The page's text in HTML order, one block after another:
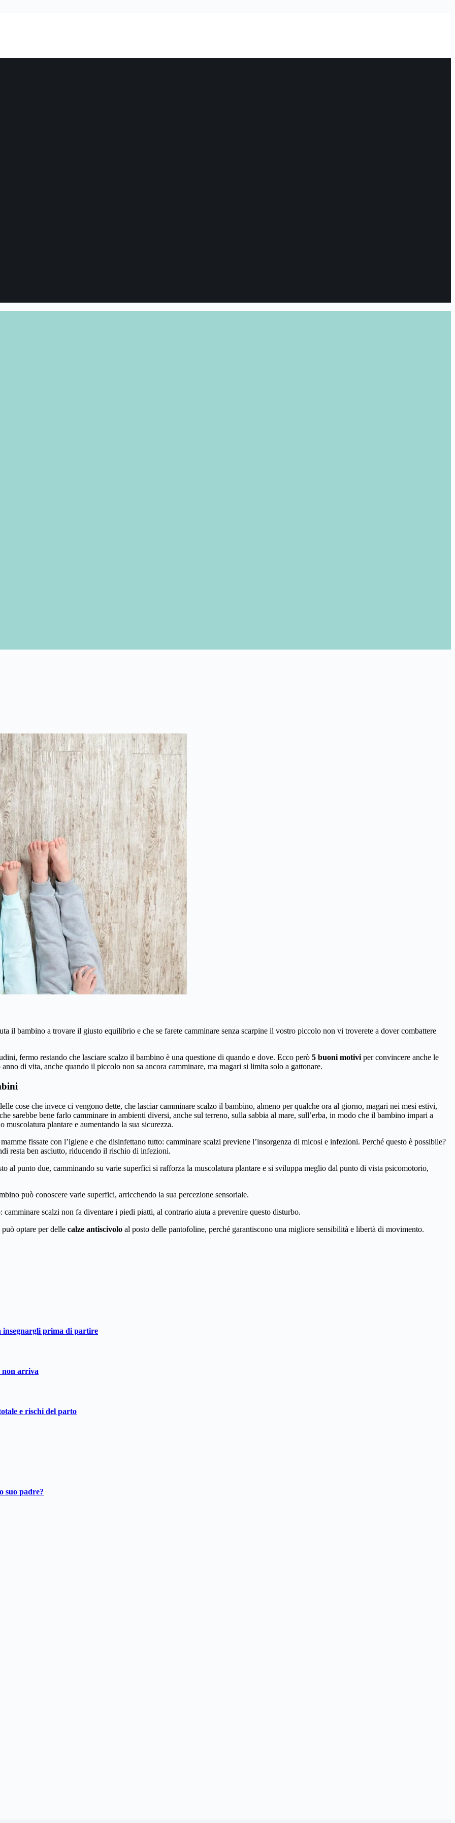
il bambino a trovare il giusto equilibrio e che se farete camminare senza scarpine il vostro piccolo non vi troverete a dover combattere
fermo restando che lasciare scalzo il bambino è una questione di quando e dove. Ecco però 5 buoni motivi per convincere anche le
di vita, anche quando il piccolo non sa ancora camminare, ma magari si limita solo a gattonare.
cose che invece ci vengono dette, che lasciar camminare scalzo il bambino, almeno per qualche ora al giorno, magari nei mesi estivi,
sarebbe bene farlo camminare in ambienti diversi, anche sul terreno, sulla sabbia al mare, sull’erba, in modo che il bambino impari a
muscolatura plantare e aumentando la sua sicurezza.
fissate con l’igiene e che disinfettano tutto: camminare scalzi previene l’insorgenza di micosi e infezioni. Perché questo è possibile?
resta ben asciutto, riducendo il rischio di infezioni.
al punto due, camminando su varie superfici si rafforza la muscolatura plantare e si sviluppa meglio dal punto di vista psicomotorio,
può conoscere varie superfici, arricchendo la sua percezione sensoriale.
scalzi non fa diventare i piedi piatti, al contrario aiuta a prevenire questo disturbo.
optare per delle calze antiscivolo al posto delle pantofoline, perché garantiscono una migliore sensibilità e libertà di movimento.
insegnargli prima di partire
non arriva
e rischi del parto
suo padre?